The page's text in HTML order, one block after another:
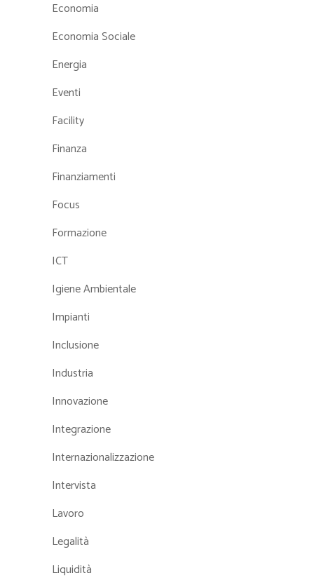
Economia
Economia Sociale
Energia
Eventi
Facility
Finanza
Finanziamenti
Focus
Formazione
ICT
Igiene Ambientale
Impianti
Inclusione
Industria
Innovazione
Integrazione
Internazionalizzazione
Intervista
Lavoro
Legalità
Liquidità